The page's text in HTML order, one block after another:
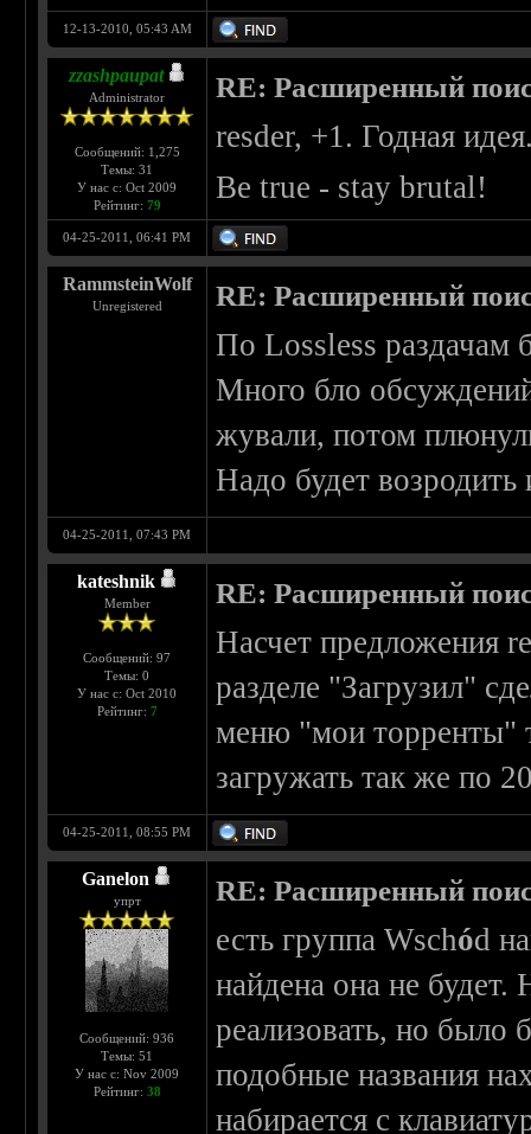
12-13-2010, 05:43 AM
zzashpaupat
Administrator
Сообщений: 1,275
Темы: 31
У нас с: Oct 2009
Рейтинг: 79
RE: Расширенный
resder, +1. Годная
Be true - stay brutal!
04-25-2011, 06:41 PM
RammsteinWolf
Unregistered RE: Расширенный
По Lossless раздачам
Много бло
жували, потом
Надо будет
04-25-2011, 07:43 PM
kateshnik
Member
Сообщений: 97
Темы: 0
У нас с: Oct 2010
Рейтинг: 7
RE: Расширенный
Насчет предложения
разделе "Загрузил"
меню "мои торренты"
загружать так же по
04-25-2011, 08:55 PM
Ganelon
упрт
Сообщений: 936
Темы: 51
У нас с: Nov 2009
Рейтинг: 38
RE: Расширенный
есть группа Wschód
найдена она не
реализовать, но было
подобные названия
набирается с